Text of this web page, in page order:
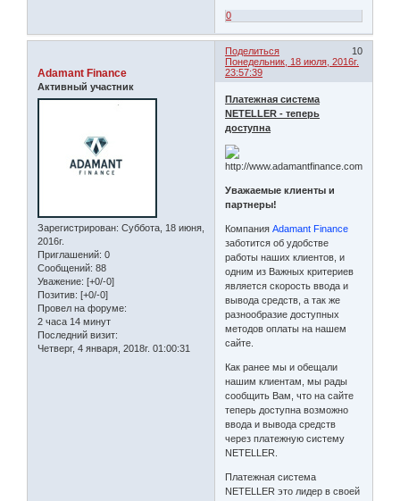
0
Поделиться
10
Понедельник, 18 июля, 2016г.
23:57:39
Adamant Finance
Активный участник
Зарегистрирован: Суббота, 18 июня,
2016г.
Приглашений: 0
Сообщений: 88
Уважение: [+0/-0]
Позитив: [+0/-0]
Провел на форуме:
2 часа 14 минут
Последний визит:
Четверг, 4 января, 2018г. 01:00:31
Платежная система
NETELLER - теперь
доступна
Уважаемые клиенты и
партнеры!
КомпанияAdamant Finance
заботится об удобстве
работы наших клиентов, и
одним из Важных критериев
является скорость ввода и
вывода средств, а так же
разнообразие доступных
методов оплаты на нашем
сайте.
Как ранее мы и обещали
нашим клиентам, мы рады
сообщить Вам, что на сайте
теперь доступна возможно
ввода и вывода средств
через платежную систему
NETELLER.
Платежная система
NETELLER это лидер в своей